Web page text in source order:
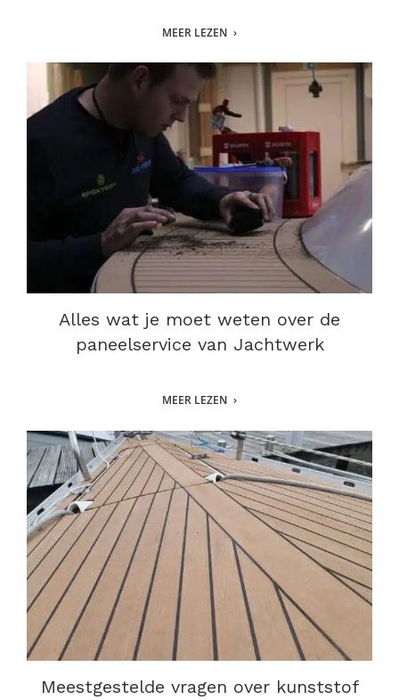
MEER LEZEN
Alles wat je moet weten over de
paneelservice van Jachtwerk
MEER LEZEN
Meestgestelde vragen over kunststof